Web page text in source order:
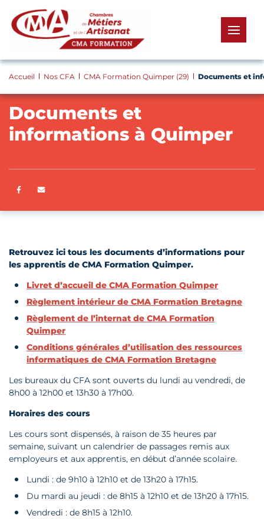
menu
Accueil Nos CFA CMA Formation Quimper (29) Documents et
Documents et
informations à Quimper
Partager sur Facebook
Retrouvez ici tous les documents d’informations pour
les apprentis de CMA Formation Quimper.
Livret d’accueil de CMA Formation Quimper
Règlement intérieur de CMA Formation Bretagne
Règlement de l’internat de CMA Formation
Quimper
Conditions générales d’utilisation des ressources
informatiques de CMA Formation Bretagne
Les bureaux du CFA sont ouverts du lundi au vendredi, de
8h00 à 12h00 et 13h30 à 17h00.
Horaires des cours
Les cours sont dispensés, à raison de 35 heures par
semaine, suivant un calendrier de passages remis aux
employeurs et aux apprentis, en début d’année scolaire.
Lundi : de 9h10 à 12h10 et de 13h20 à 17h15.
Du mardi au jeudi : de 8h15 à 12h10 et de 13h20 à 17h15.
Vendredi : de 8h15 à 12h10.